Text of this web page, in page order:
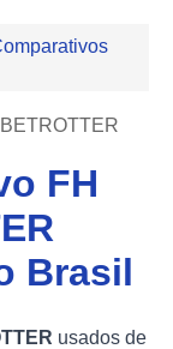
FH
Brasil
usados de